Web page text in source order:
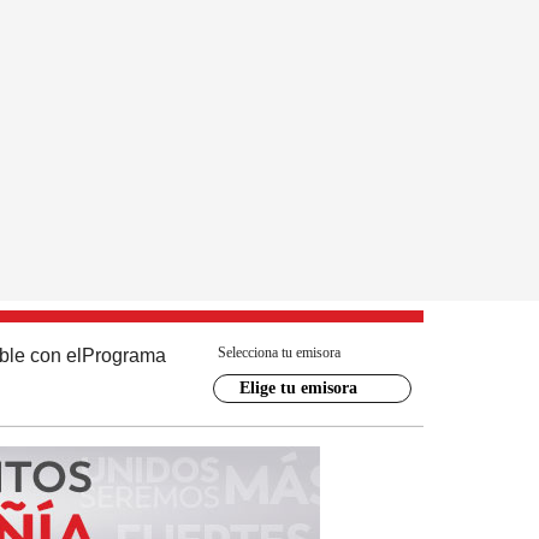
con el Programa Selecciona tu emisora
Elige tu emisora